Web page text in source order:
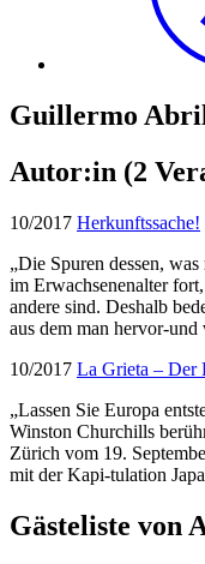
Guillermo
Autor:in (2
10/2017 Herkunftssache!
„Die Spuren dessen,
im Erwachsenenalter
andere sind. Deshalb
aus dem man hervor-
10/2017 La Grieta – Der
„Lassen Sie Europa
Winston Churchills
Zürich vom 19.
mit der Kapi-tulation
Gästeliste von